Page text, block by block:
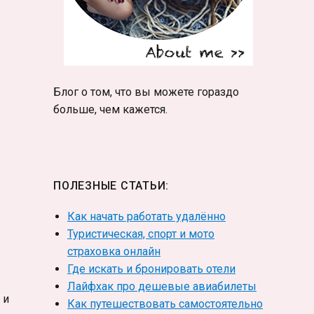
и
Блог о том, что вы можете гораздо
больше, чем кажется.
ПОЛЕЗНЫЕ СТАТЬИ:
Как начать работать удалённо
Туристическая, спорт и мото
страховка онлайн
Где искать и бронировать отели
Лайфхак про дешевые авиабилеты
Как путешествовать самостоятельно